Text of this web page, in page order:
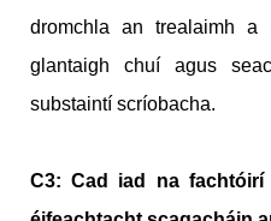
dromchla an trealaimh
glantaigh chuí agus
substaintí scríobacha.
C3: Cad iad na